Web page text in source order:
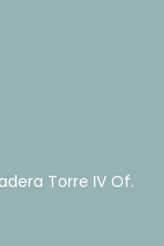
Torre IV Of.